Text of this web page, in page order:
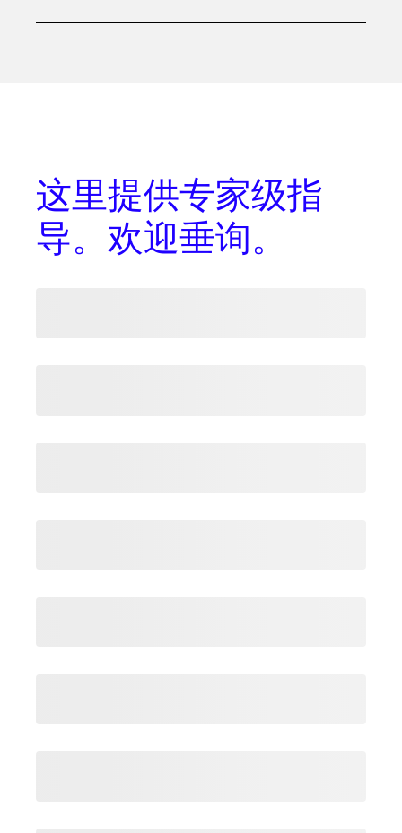
这里提供专家级指
导。欢迎垂询。